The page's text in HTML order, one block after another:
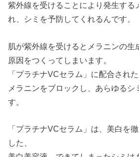
紫外線を受けることにより発生する
れ、シミを予防してくれるんです。
肌が紫外線を受けるとメラニンの生
原因をつくってしまいます。
「プラチナVCセラム」に配合され
メラニンをブロックし、あらゆるシ
す。
「プラチナVCセラム」は、美白を
した、